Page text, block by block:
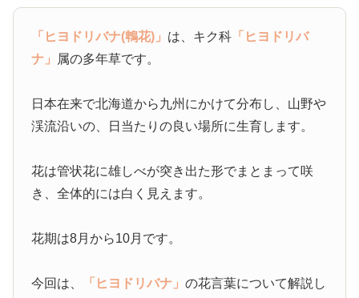
「ヒヨドリバナ(鵯花)」 は、キク科 「ヒヨドリバ
ナ」 属の多年草です。
日本在来で北海道から九州にかけて分布し、山野や
渓流沿いの、日当たりの良い場所に生育します。
花は管状花に雄しべが突き出た形でまとまって咲
き、全体的には白く見えます。
花期は8月から10月です。
今回は、 「ヒヨドリバナ」の花言葉について解説し